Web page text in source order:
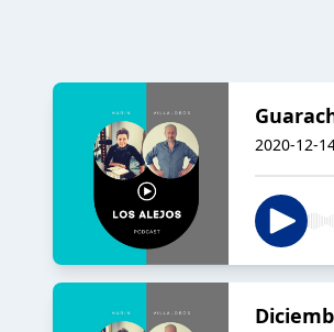
2020-12-